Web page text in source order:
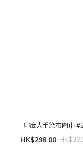
印度人手染布圍巾
HK$298.00